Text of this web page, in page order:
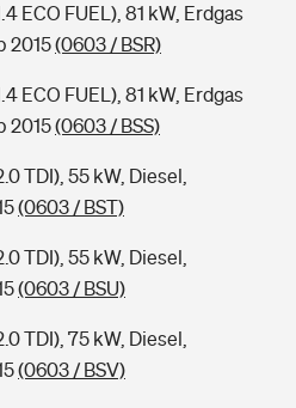
ECO FUEL), 81 kW, Erdgas
2015(0603 / BSR)
ECO FUEL), 81 kW, Erdgas
2015(0603 / BSS)
TDI), 55 kW, Diesel,
(0603 / BST)
TDI), 55 kW, Diesel,
(0603 / BSU)
TDI), 75 kW, Diesel,
(0603 / BSV)